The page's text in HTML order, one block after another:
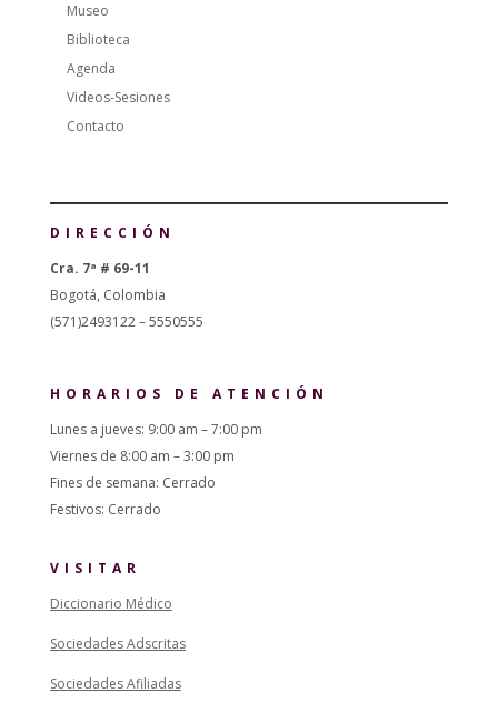
Museo
Biblioteca
Agenda
Videos-Sesiones
Contacto
DIRECCIÓN
Cra. 7ª # 69-11
Bogotá, Colombia
(571)2493122 – 5550555
HORARIOS DE ATENCIÓN
Lunes a jueves: 9:00 am – 7:00 pm
Viernes de 8:00 am – 3:00 pm
Fines de semana: Cerrado
Festivos: Cerrado
VISITAR
Diccionario Médico
Sociedades Adscritas
Sociedades Afiliadas